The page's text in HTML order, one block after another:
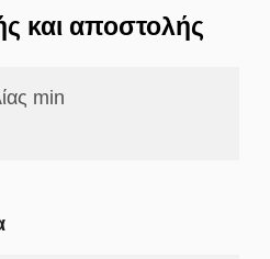
και αποστολής
min